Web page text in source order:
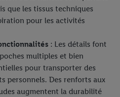
que les tissus techniques
pour les activités
: Les détails font
multiples et bien
pour transporter des
personnels. Des renforts aux
augmentent la durabilité